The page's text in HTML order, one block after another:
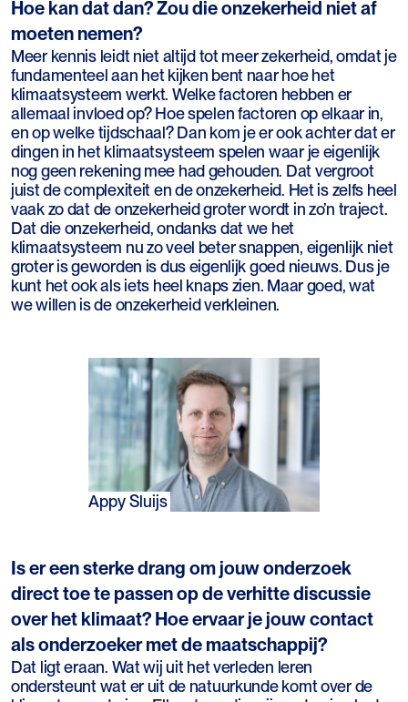
Hoe kan dat dan? Zou die onzekerheid niet af
moeten nemen?
Meer kennis leidt niet altijd tot meer zekerheid, omdat je
fundamenteel aan het kijken bent naar hoe het
klimaatsysteem werkt. Welke factoren hebben er
allemaal invloed op? Hoe spelen factoren op elkaar in,
en op welke tijdschaal? Dan kom je er ook achter dat er
dingen in het klimaatsysteem spelen waar je eigenlijk
nog geen rekening mee had gehouden. Dat vergroot
juist de complexiteit en de onzekerheid. Het is zelfs heel
vaak zo dat de onzekerheid groter wordt in zo’n traject.
Dat die onzekerheid, ondanks dat we het
klimaatsysteem nu zo veel beter snappen, eigenlijk niet
groter is geworden is dus eigenlijk goed nieuws. Dus je
kunt het ook als iets heel knaps zien. Maar goed, wat
we willen is de onzekerheid verkleinen.
Appy Sluijs
Is er een sterke drang om jouw onderzoek
direct toe te passen op de verhitte discussie
over het klimaat? Hoe ervaar je jouw contact
als onderzoeker met de maatschappij?
Dat ligt eraan. Wat wij uit het verleden leren
ondersteunt wat er uit de natuurkunde komt over de